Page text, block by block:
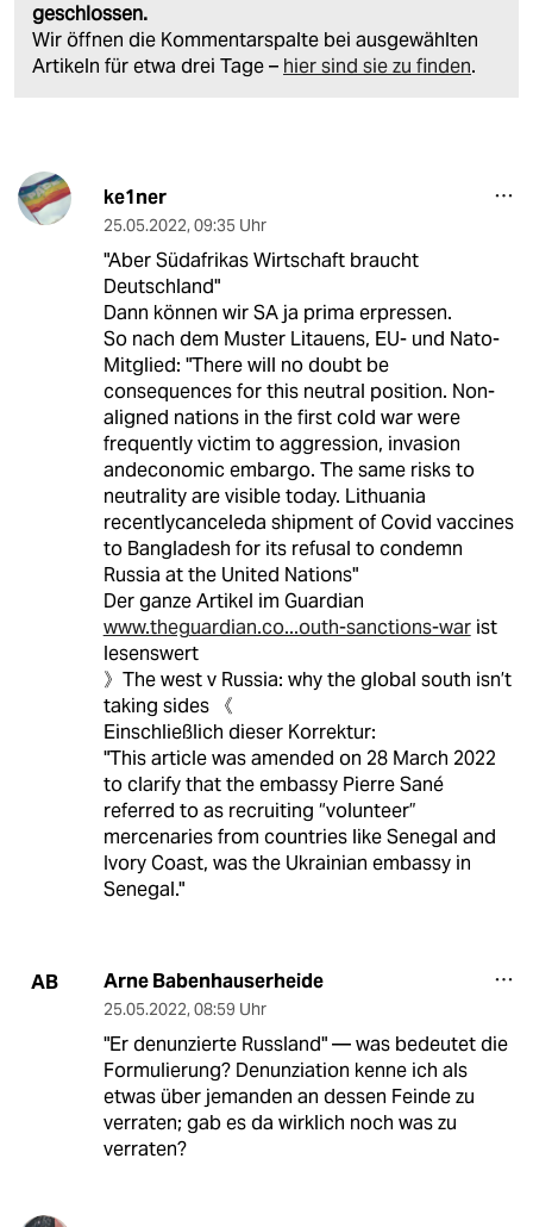
geschlossen.
Wir öffnen die Kommentarspalte bei ausgewählten
Artikeln für etwa drei Tage – hier sind sie zu finden.
ke1ner
25.05.2022, 09:35 Uhr
"Aber Südafrikas Wirtschaft braucht
Deutschland"
Dann können wir SA ja prima erpressen.
So nach dem Muster Litauens, EU- und Nato-
Mitglied: "There will no doubt be
consequences for this neutral position. Non-
aligned nations in the first cold war were
frequently victim to aggression, invasion
andeconomic embargo. The same risks to
neutrality are visible today. Lithuania
recentlycanceleda shipment of Covid vaccines
to Bangladesh for its refusal to condemn
Russia at the United Nations"
Der ganze Artikel im Guardian
www.theguardian.co...outh-sanctions-warist
lesenswert
》The west v Russia: why the global south isn’t
taking sides 《
Einschließlich dieser Korrektur:
"This article was amended on 28 March 2022
to clarify that the embassy Pierre Sané
referred to as recruiting “volunteer”
mercenaries from countries like Senegal and
Ivory Coast, was the Ukrainian embassy in
Senegal."
AB Arne Babenhauserheide
25.05.2022, 08:59 Uhr
"Er denunzierte Russland" — was bedeutet die
Formulierung? Denunziation kenne ich als
etwas über jemanden an dessen Feinde zu
verraten; gab es da wirklich noch was zu
verraten?